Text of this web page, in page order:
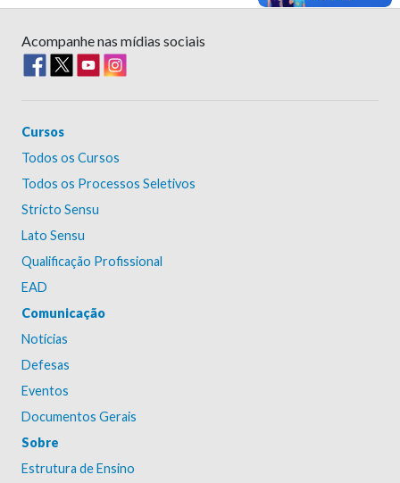
Acompanhe nas mídias sociais
Cursos
Todos os Cursos
Todos os Processos Seletivos
Stricto Sensu
Lato Sensu
Qualificação Profissional
EAD
Comunicação
Notícias
Defesas
Eventos
Documentos Gerais
Sobre
Estrutura de Ensino